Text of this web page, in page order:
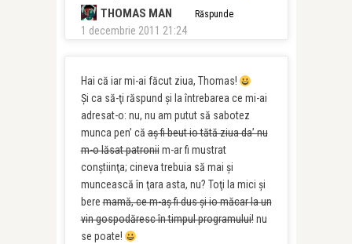
THOMAS MAN
1 decembrie 2011 21:24
Răspunde
Hai că iar mi-ai făcut ziua, Thomas!
Şi ca să-ţi răspund şi la întrebarea ce mi-ai
adresat-o: nu, nu am putut să sabotez
munca pen’ căaş fi beut io tătă ziua da’ nu
m-o lăsat patroniim-ar fi mustrat
conştiinţa; cineva trebuia să mai şi
muncească în ţara asta, nu? Toţi la mici şi
beremamă, ce m-aş fi dus şi io măcar la un
vin gospodăresc în timpul programului!nu
se poate!